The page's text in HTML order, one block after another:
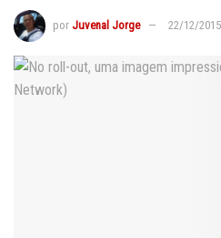
por Juvenal Jorge 22/12/2015